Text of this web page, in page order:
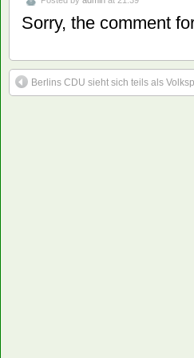
Sorry, the comment
Berlins CDU sieht sich teils als